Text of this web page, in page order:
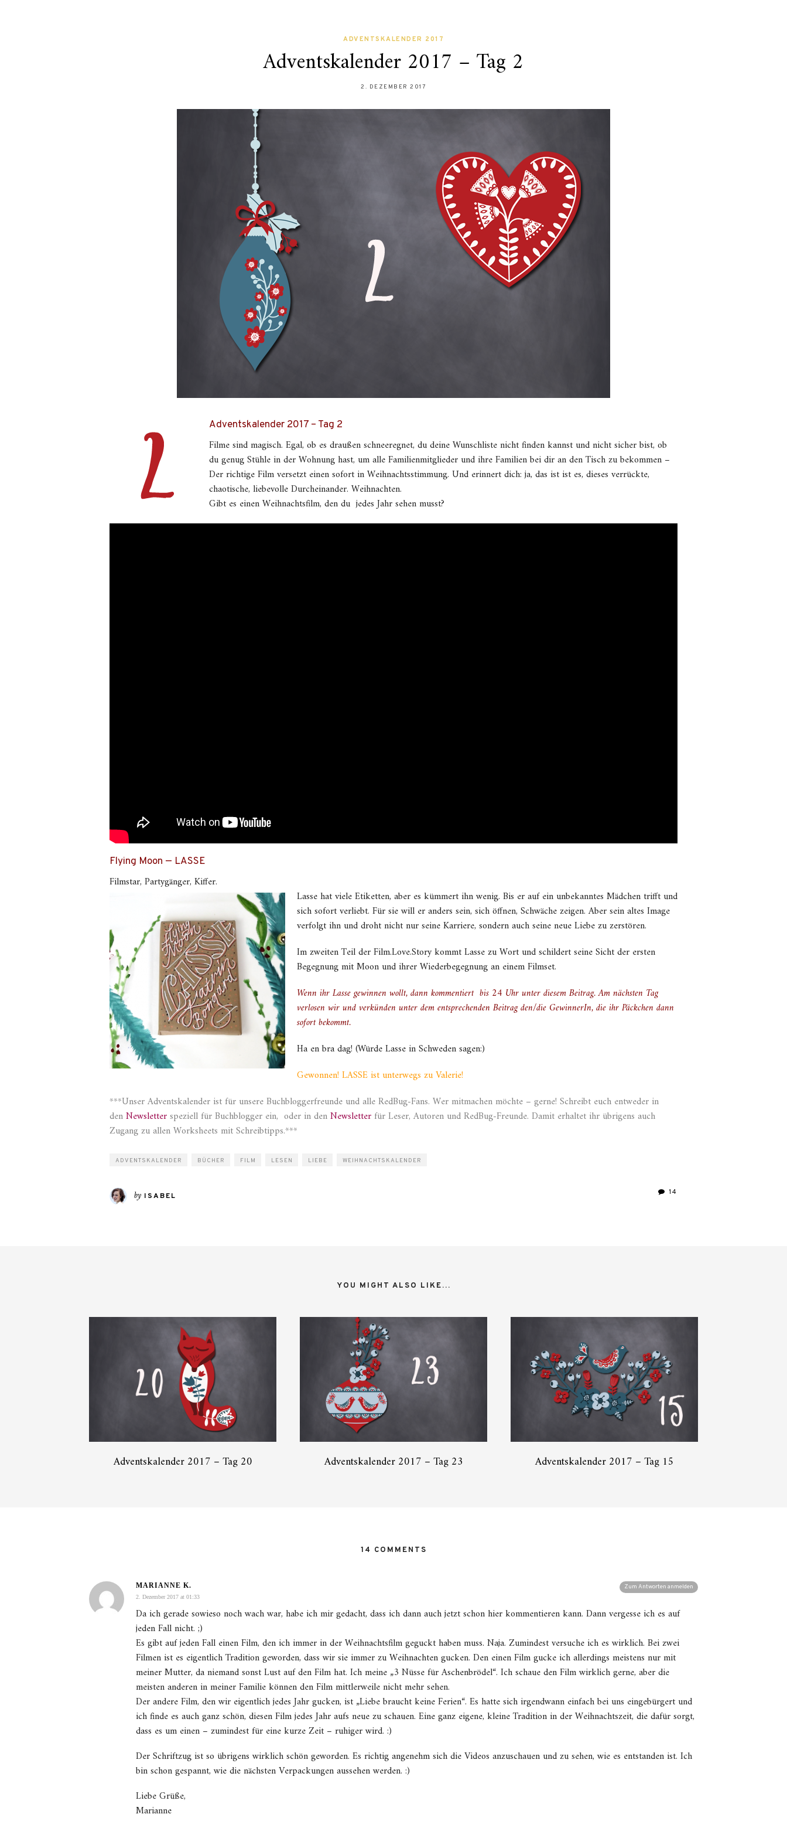
ADVENTSKALENDER 2017
Adventskalender 2017 – Tag 2
2. DEZEMBER 2017
Adventskalender 2017 – Tag 2
Filme sind magisch. Egal, ob es draußen schneeregnet, du deine Wunschliste nicht finden kannst und nicht sicher bist, ob
du genug Stühle in der Wohnung hast, um alle Familienmitglieder und ihre Familien bei dir an den Tisch zu bekommen –
Der richtige Film versetzt einen sofort in Weihnachtsstimmung. Und erinnert dich: ja, das ist ist es, dieses verrückte,
chaotische, liebevolle Durcheinander. Weihnachten.
Gibt es einen Weihnachtsfilm, den du jedes Jahr sehen musst?
Flying Moon — LASSE
Filmstar, Partygänger, Kiffer.
Lasse hat viele Etiketten, aber es kümmert ihn wenig. Bis er auf ein unbekanntes Mädchen trifft und
sich sofort verliebt. Für sie will er anders sein, sich öffnen, Schwäche zeigen. Aber sein altes Image
verfolgt ihn und droht nicht nur seine Karriere, sondern auch seine neue Liebe zu zerstören.
Im zweiten Teil der Film.Love.Story kommt Lasse zu Wort und schildert seine Sicht der ersten
Begegnung mit Moon und ihrer Wiederbegegnung an einem Filmset.
Wenn ihr Lasse gewinnen wollt, dann kommentiert bis 24 Uhr unter diesem Beitrag. Am nächsten Tag
verlosen wir und verkünden unter dem entsprechenden Beitrag den/die GewinnerIn, die ihr Päckchen dann
sofort bekommt.
Ha en bra dag! (Würde Lasse in Schweden sagen:)
Gewonnen! LASSE ist unterwegs zu Valerie!
***Unser Adventskalender ist für unsere Buchbloggerfreunde und alle RedBug-Fans. Wer mitmachen möchte – gerne! Schreibt euch entweder in
denNewsletterspeziell für Buchblogger ein, oder in denNewsletter für Leser, Autoren und RedBug-Freunde. Damit erhaltet ihr übrigens auch
Zugang zu allen Worksheets mit Schreibtipps.***
ADVENTSKALENDER BÜCHER FILM LESEN LIEBE WEIHNACHTSKALENDER
by ISABEL 14
YOU MIGHT ALSO LIKE...
Adventskalender 2017 – Tag 20 Adventskalender 2017 – Tag 23 Adventskalender 2017 – Tag 15
14 COMMENTS
Zum Antworten anmelden
MARIANNE K.
2. Dezember 2017 at 01:33
Da ich gerade sowieso noch wach war, habe ich mir gedacht, dass ich dann auch jetzt schon hier kommentieren kann. Dann vergesse ich es auf
jeden Fall nicht. ;)
Es gibt auf jeden Fall einen Film, den ich immer in der Weihnachtsfilm geguckt haben muss. Naja. Zumindest versuche ich es wirklich. Bei zwei
Filmen ist es eigentlich Tradition geworden, dass wir sie immer zu Weihnachten gucken. Den einen Film gucke ich allerdings meistens nur mit
meiner Mutter, da niemand sonst Lust auf den Film hat. Ich meine „3 Nüsse für Aschenbrödel“. Ich schaue den Film wirklich gerne, aber die
meisten anderen in meiner Familie können den Film mittlerweile nicht mehr sehen.
Der andere Film, den wir eigentlich jedes Jahr gucken, ist „Liebe braucht keine Ferien“. Es hatte sich irgendwann einfach bei uns eingebürgert und
ich finde es auch ganz schön, diesen Film jedes Jahr aufs neue zu schauen. Eine ganz eigene, kleine Tradition in der Weihnachtszeit, die dafür sorgt,
dass es um einen – zumindest für eine kurze Zeit – ruhiger wird. :)
Der Schriftzug ist so übrigens wirklich schön geworden. Es richtig angenehm sich die Videos anzuschauen und zu sehen, wie es entstanden ist. Ich
bin schon gespannt, wie die nächsten Verpackungen aussehen werden. :)
Liebe Grüße,
Marianne